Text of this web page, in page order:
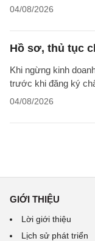
04/08/2026
Hồ sơ, thủ tục
Khi ngừng kinh
trước khi đăng ký
04/08/2026
GIỚI THIỆU
Lời giới thiệu
Lịch sử phát triển